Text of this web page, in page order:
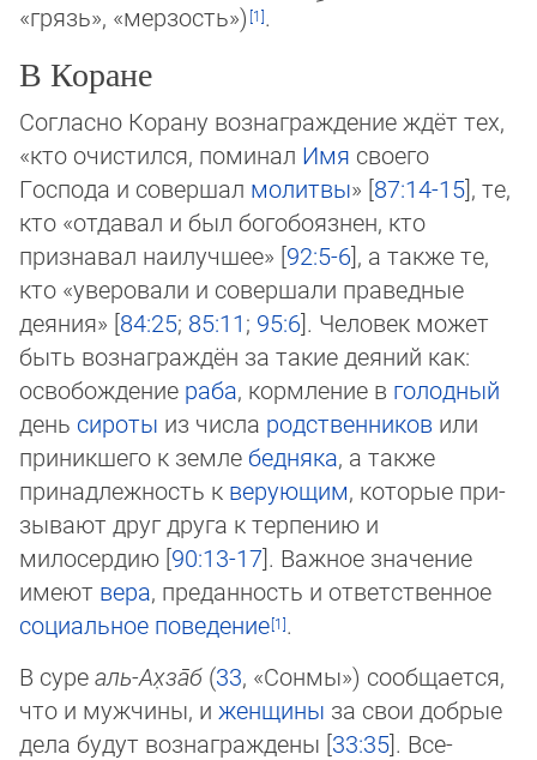
«грязь», «мер­зость»‎)
.
В Коране
Согласно Корану вознаграждение ждёт тех,
«кто очистился, поминал Имя своего
Господа и совершал молитвы» [87:14-15], те,
кто «отдавал и был богобоязнен, кто
признавал наилучшее» [92:5-6], а также те,
кто «уверовали и совершали праведные
деяния» [84:25; 85:11; 95:6]. Человек может
быть вознаграждён за такие деяний как:
освобождение раба, кормление в го­лод­ный
день сироты из числа родственников или
приникшего к земле бедняка, а также
принадлежность к верующим, кото­рые при­
зывают друг друга к терпению и
милосердию [90:13-17]. Важное значение
имеют вера, преданность и ответст­вен­ное
со­циальное поведение .
В суреаль-Ах̣­за̄б (33, «Сон­мы») сообщается,
что и мужчины, и женщины за свои добрые
дела будут вознаграждены [33:35]. Все­